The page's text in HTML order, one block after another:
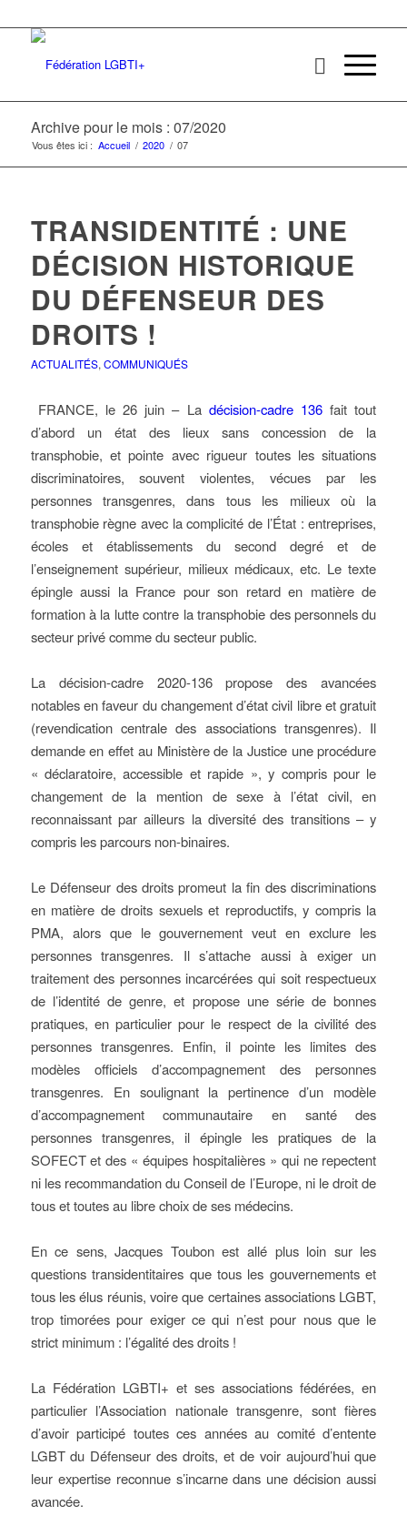
Archive pour le mois : 07/2020
Vous êtes ici : Accueil / 2020 / 07
TRANSIDENTITÉ : UNE
DÉCISION HISTORIQUE
DU DÉFENSEUR DES
DROITS !
ACTUALITÉS, COMMUNIQUÉS
FRANCE, le 26 juin – La décision-cadre 136 fait tout
d’abord un état des lieux sans concession de la
transphobie, et pointe avec rigueur toutes les situations
discriminatoires, souvent violentes, vécues par les
personnes transgenres, dans tous les milieux où la
transphobie règne avec la complicité de l’État : entreprises,
écoles et établissements du second degré et de
l’enseignement supérieur, milieux médicaux, etc. Le texte
épingle aussi la France pour son retard en matière de
formation à la lutte contre la transphobie des personnels du
secteur privé comme du secteur public.
La décision-cadre 2020-136 propose des avancées
notables en faveur du changement d’état civil libre et gratuit
(revendication centrale des associations transgenres). Il
demande en effet au Ministère de la Justice une procédure
« déclaratoire, accessible et rapide », y compris pour le
changement de la mention de sexe à l’état civil, en
reconnaissant par ailleurs la diversité des transitions – y
compris les parcours non-binaires.
Le Défenseur des droits promeut la fin des discriminations
en matière de droits sexuels et reproductifs, y compris la
PMA, alors que le gouvernement veut en exclure les
personnes transgenres. Il s’attache aussi à exiger un
traitement des personnes incarcérées qui soit respectueux
de l’identité de genre, et propose une série de bonnes
pratiques, en particulier pour le respect de la civilité des
personnes transgenres. Enfin, il pointe les limites des
modèles officiels d’accompagnement des personnes
transgenres. En soulignant la pertinence d’un modèle
d’accompagnement communautaire en santé des
personnes transgenres, il épingle les pratiques de la
SOFECT et des « équipes hospitalières » qui ne repectent
ni les recommandation du Conseil de l’Europe, ni le droit de
tous et toutes au libre choix de ses médecins.
En ce sens, Jacques Toubon est allé plus loin sur les
questions transidentitaires que tous les gouvernements et
tous les élus réunis, voire que certaines associations LGBT,
trop timorées pour exiger ce qui n’est pour nous que le
strict minimum : l’égalité des droits !
La Fédération LGBTI+ et ses associations fédérées, en
particulier l’Association nationale transgenre, sont fières
d’avoir participé toutes ces années au comité d’entente
LGBT du Défenseur des droits, et de voir aujourd’hui que
leur expertise reconnue s’incarne dans une décision aussi
avancée.